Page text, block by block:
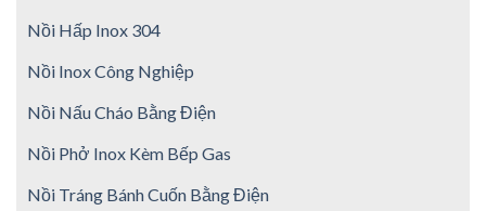
Nồi Hấp Inox 304
Nồi Inox Công Nghiệp
Nồi Nấu Cháo Bằng Điện
Nồi Phở Inox Kèm Bếp Gas
Nồi Tráng Bánh Cuốn Bằng Điện